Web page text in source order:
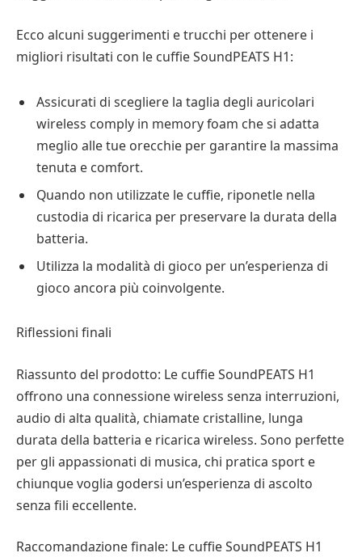
Ecco alcuni suggerimenti e trucchi per ottenere i
migliori risultati con le cuffie SoundPEATS H1:
Assicurati di scegliere la taglia degli auricolari
wireless comply in memory foam che si adatta
meglio alle tue orecchie per garantire la massima
tenuta e comfort.
Quando non utilizzate le cuffie, riponetle nella
custodia di ricarica per preservare la durata della
batteria.
Utilizza la modalità di gioco per un’esperienza di
gioco ancora più coinvolgente.
Riflessioni finali
Riassunto del prodotto: Le cuffie SoundPEATS H1
offrono una connessione wireless senza interruzioni,
audio di alta qualità, chiamate cristalline, lunga
durata della batteria e ricarica wireless. Sono perfette
per gli appassionati di musica, chi pratica sport e
chiunque voglia godersi un’esperienza di ascolto
senza fili eccellente.
Raccomandazione finale: Le cuffie SoundPEATS H1